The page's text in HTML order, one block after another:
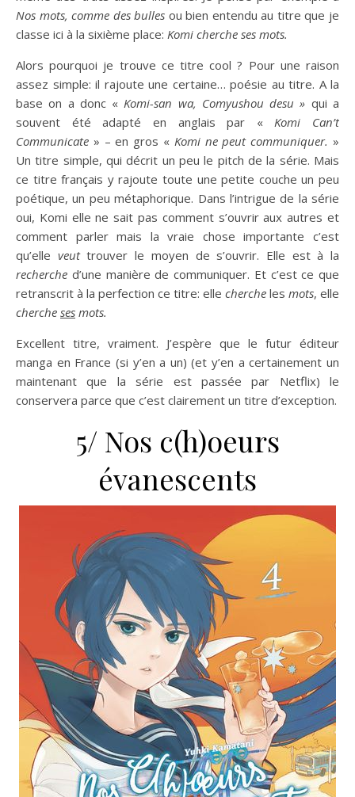
Nos mots, comme des bulles ou bien entendu au titre que je
classe ici à la sixième place: Komi cherche ses mots.
Alors pourquoi je trouve ce titre cool ? Pour une raison
assez simple: il rajoute une certaine… poésie au titre. A la
base on a donc «Komi-san wa, Comyushou desu » qui a
souvent été adapté en anglais par «Komi Can’t
Communicate » – en gros « Komi ne peut communiquer. »
Un titre simple, qui décrit un peu le pitch de la série. Mais
ce titre français y rajoute toute une petite couche un peu
poétique, un peu métaphorique. Dans l’intrigue de la série
oui, Komi elle ne sait pas comment s’ouvrir aux autres et
comment parler mais la vraie chose importante c’est
qu’elle veuttrouver le moyen de s’ouvrir. Elle est à la
recherche d’une manière de communiquer. Et c’est ce que
retranscrit à la perfection ce titre: elle cherche les mots, elle
cherche ses mots.
Excellent titre, vraiment. J’espère que le futur éditeur
manga en France (si y’en a un) (et y’en a certainement un
maintenant que la série est passée par Netflix) le
conservera parce que c’est clairement un titre d’exception.
5/ Nos c(h)oeurs
évanescents